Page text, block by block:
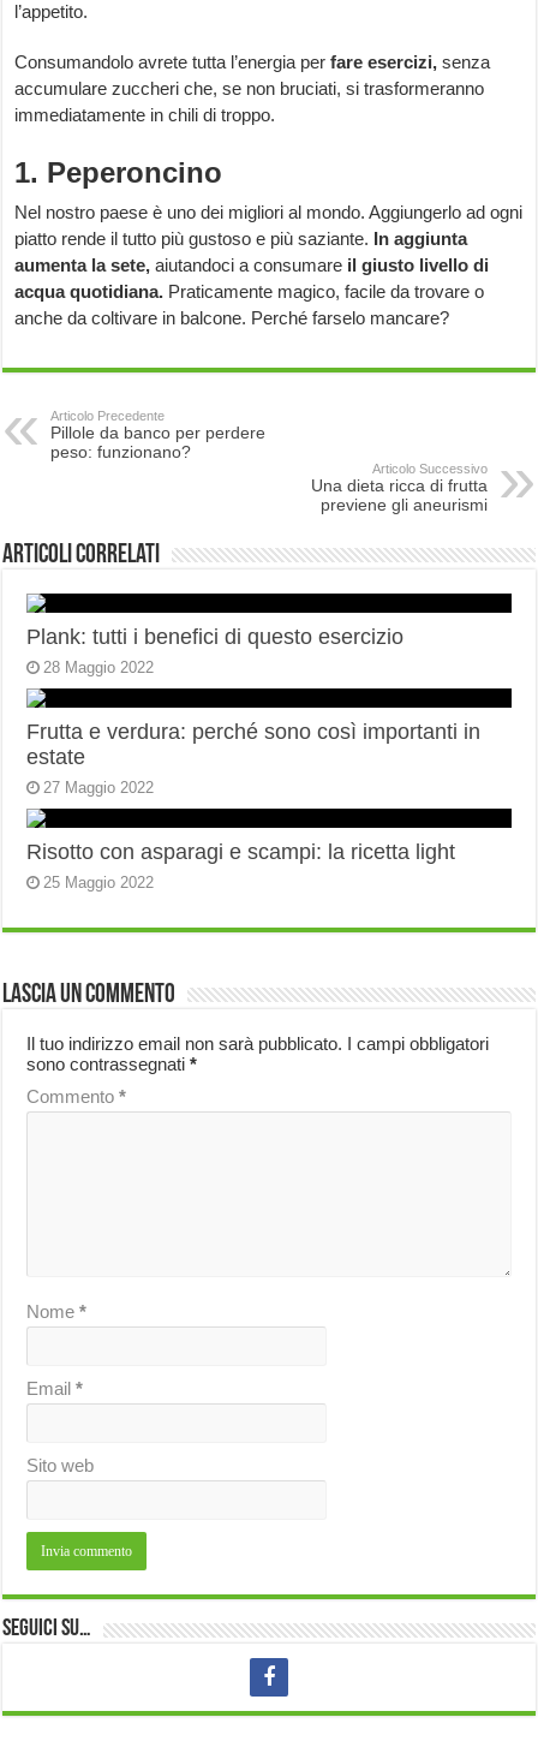
l’appetito.
Consumandolo avrete tutta l’energia perfare esercizi,senza
accumulare zuccheri che, se non bruciati, si trasformeranno
immediatamente in chili di troppo.
1. Peperoncino
Nel nostro paese è uno dei migliori al mondo. Aggiungerlo ad ogni
piatto rende il tutto più gustoso e più saziante. In aggiunta
aumenta la sete,aiutandoci a consumare il giusto livello di
acqua quotidiana. Praticamente magico, facile da trovare o
anche da coltivare in balcone. Perché farselo mancare?
Articolo Precedente
Pillole da banco per perdere
peso: funzionano?
Articolo Successivo
Una dieta ricca di frutta
previene gli aneurismi
Articoli correlati
Plank: tutti i benefici di questo esercizio
28 Maggio 2022
Frutta e verdura: perché sono così importanti in
estate
27 Maggio 2022
Risotto con asparagi e scampi: la ricetta light
25 Maggio 2022
Lascia un commento
Il tuo indirizzo email non sarà pubblicato. I campi obbligatori
sono contrassegnati*
Commento*
Nome*
Email*
Sito web
Seguici su…